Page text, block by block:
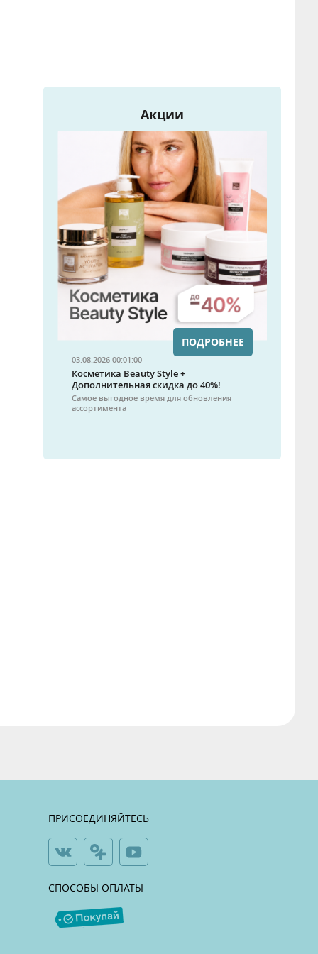
Акции
03.08.2026 00:01:00
Косметика Beauty Style +
Дополнительная скидка до 40%!
Самое выгодное время для обновления
ассортимента
ПОДРОБНЕЕ
ПРИСОЕДИНЯЙТЕСЬ
СПОСОБЫ ОПЛАТЫ